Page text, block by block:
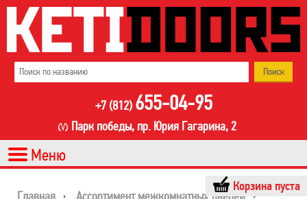
+7 (812) 655-04-95
Парк победы, пр. Юрия Гагарина, 2
Корзина пуста